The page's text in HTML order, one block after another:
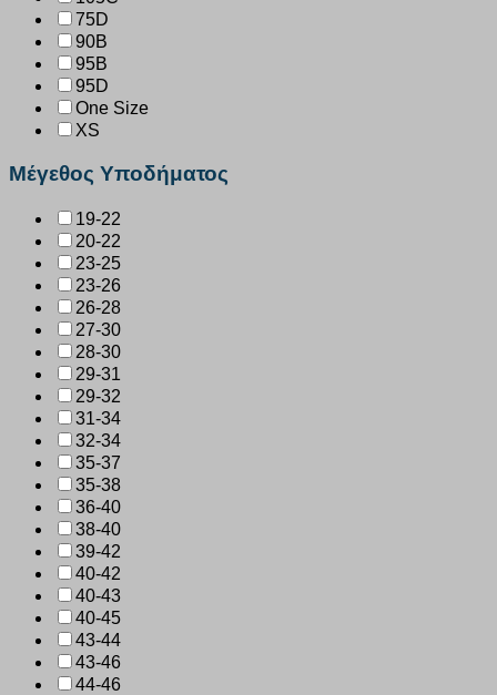
75D
90B
95B
95D
One Size
XS
Μέγεθος Υποδήματος
19-22
20-22
23-25
23-26
26-28
27-30
28-30
29-31
29-32
31-34
32-34
35-37
35-38
36-40
38-40
39-42
40-42
40-43
40-45
43-44
43-46
44-46